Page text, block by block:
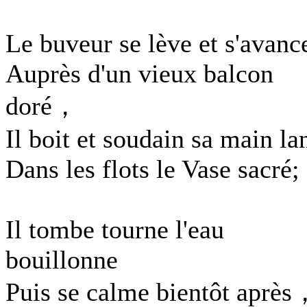
Le buveur se lève et
Auprès d'un vieux balcon
doré，
Il boit et soudain sa main
Dans les flots le Vase sacré;
Il tombe tourne l'eau
bouillonne
Puis se calme bientôt après